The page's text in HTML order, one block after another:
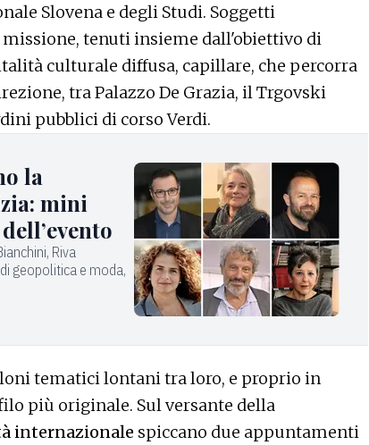
Slovena e degli Studi. Soggetti
tenuti insieme dall'obiettivo di
culturale diffusa, capillare, che percorra
tra Palazzo De Grazia, il Trgovski
pubblici di corso Verdi.
la
mini
Riva
geopolitica e moda,
tematici lontani tra loro, e proprio in
più originale. Sul versante della
internazionale spiccano due appuntamenti